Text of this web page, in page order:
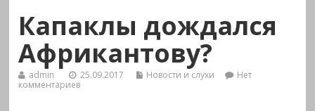
Капаклы дождался
Африкантову?
admin 25.09.2017 Новости и слухи
Нет
комментариев